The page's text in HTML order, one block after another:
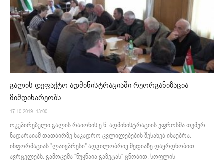
გალის დეფაქტო ადმინისტრაციაში რეორგანიზაცია
მიმდინარეობს
17.10.2019. 13:00
ოკუპირებული გალის რაიონის ე.წ. ადმინისტრაციის უფროსმა თემურ
ნადარაიამ თათბირზე საკადრო ცვლილებების შესახებ ისაუბრა.
ინფორმაციას "ლაივპრესი" ადგილობრივ მედიაზე დაყრდნობით
ავრცელებს. გამოცემა "ნუჟნაია გაზეტას“ ცნობით, სოფლის